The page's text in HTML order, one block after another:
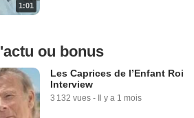
1:01
ou bonus
Les Caprices de l’Enfant Roi
Interview
3 132 vues - Il y a 1 mois